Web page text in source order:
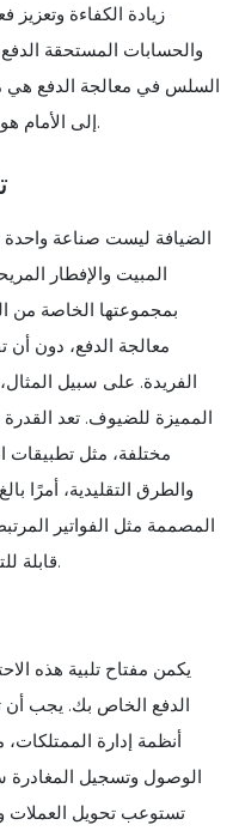
زيادة الكفاءة وتعزيز
والحسابات المستحقة
السلس في معالجة الدفع هي
إلى الأمام هو الذي يؤدي إلى زيادة الكفاءة والربحية.
الضيافة ليست صناعة
المبيت والإفطار
بمجموعتها الخاصة من
معالجة الدفع، دون أن
الفريدة. على سبيل
المميزة للضيوف. تعد
مختلفة، مثل تطبيقات
والطرق التقليدية، أمرًا
المصممة مثل الفواتير
قابلة للتفاوض لبناء رضا العملاء والاحتفاظ بهم.
يكمن مفتاح تلبية هذه
الدفع الخاص بك. يجب أن
أنظمة إدارة
الوصول وتسجيل
تستوعب تحويل العملات